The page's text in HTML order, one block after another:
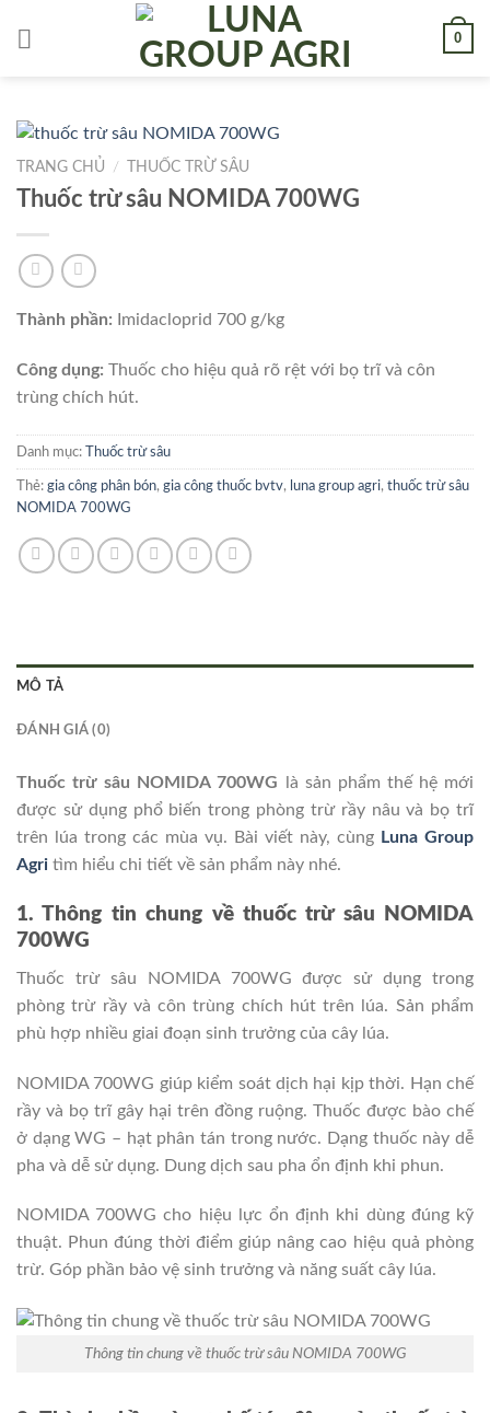
0
TRANG CHỦ / THUỐC TRỪ SÂU
Thuốc trừ sâu NOMIDA 700WG
Thành phần: Imidacloprid 700 g/kg
Công dụng: Thuốc cho hiệu quả rõ rệt với bọ trĩ và côn
trùng chích hút.
Danh mục: Thuốc trừ sâu
Thẻ: gia công phân bón, gia công thuốc bvtv, luna group agri, thuốc trừ sâu
NOMIDA 700WG
MÔ TẢ
ĐÁNH GIÁ (0)
Thuốc trừ sâu NOMIDA 700WG là sản phẩm thế hệ mới
được sử dụng phổ biến trong phòng trừ rầy nâu và bọ trĩ
trên lúa trong các mùa vụ. Bài viết này, cùng Luna Group
Agri tìm hiểu chi tiết về sản phẩm này nhé.
1. Thông tin chung về thuốc trừ sâu NOMIDA
700WG
Thuốc trừ sâu NOMIDA 700WG được sử dụng trong
phòng trừ rầy và côn trùng chích hút trên lúa. Sản phẩm
phù hợp nhiều giai đoạn sinh trưởng của cây lúa.
NOMIDA 700WG giúp kiểm soát dịch hại kịp thời. Hạn chế
rầy và bọ trĩ gây hại trên đồng ruộng. Thuốc được bào chế
ở dạng WG – hạt phân tán trong nước. Dạng thuốc này dễ
pha và dễ sử dụng. Dung dịch sau pha ổn định khi phun.
NOMIDA 700WG cho hiệu lực ổn định khi dùng đúng kỹ
thuật. Phun đúng thời điểm giúp nâng cao hiệu quả phòng
trừ. Góp phần bảo vệ sinh trưởng và năng suất cây lúa.
Thông tin chung về thuốc trừ sâu NOMIDA 700WG